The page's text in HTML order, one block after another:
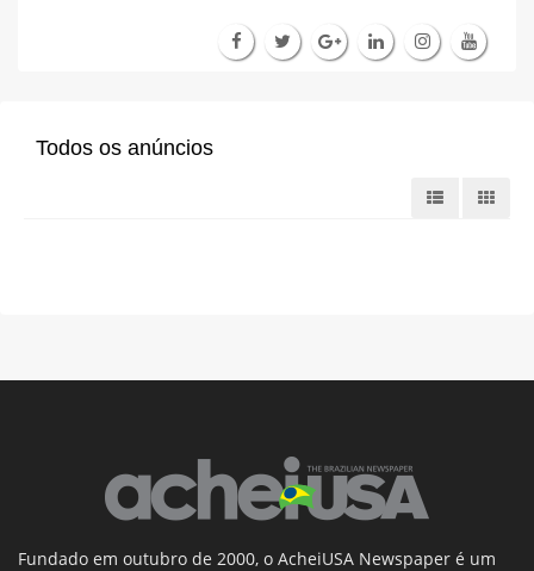
Todos os anúncios
Fundado em outubro de 2000, o AcheiUSA Newspaper é um